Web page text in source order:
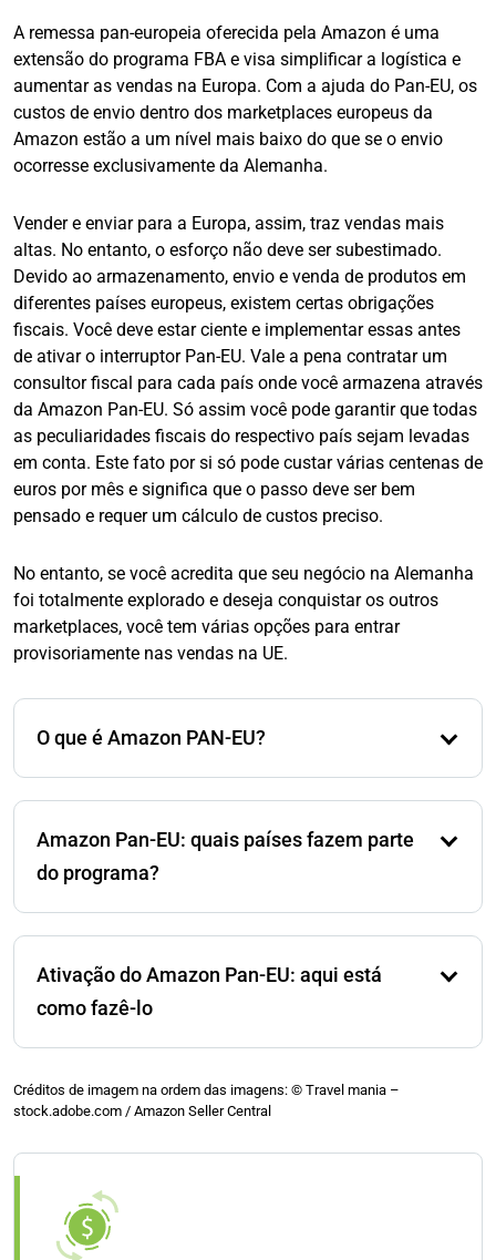
A remessa pan-europeia oferecida pela Amazon é uma
extensão do programa FBA e visa simplificar a logística e
aumentar as vendas na Europa. Com a ajuda do Pan-EU, os
custos de envio dentro dos marketplaces europeus da
Amazon estão a um nível mais baixo do que se o envio
ocorresse exclusivamente da Alemanha.
Vender e enviar para a Europa, assim, traz vendas mais
altas. No entanto, o esforço não deve ser subestimado.
Devido ao armazenamento, envio e venda de produtos em
diferentes países europeus, existem certas obrigações
fiscais. Você deve estar ciente e implementar essas antes
de ativar o interruptor Pan-EU. Vale a pena contratar um
consultor fiscal para cada país onde você armazena através
da Amazon Pan-EU. Só assim você pode garantir que todas
as peculiaridades fiscais do respectivo país sejam levadas
em conta. Este fato por si só pode custar várias centenas de
euros por mês e significa que o passo deve ser bem
pensado e requer um cálculo de custos preciso.
No entanto, se você acredita que seu negócio na Alemanha
foi totalmente explorado e deseja conquistar os outros
marketplaces, você tem várias opções para entrar
provisoriamente nas vendas na UE.
O que é Amazon PAN-EU?
nos centros logísticos da Amazon em toda a Europa,
através das fronteiras nacionais. Isso economiza
europeus.
Amazon Pan-EU: quais países fazem parte
do programa?
França, Espanha, Itália e Reino Unido. Quanto ao
Reino Unido, existem alguns fatores a considerar no
Ativação do Amazon Pan-EU: aqui está
como fazê-lo
Na janela “Gerido pela Amazon”, você pode ver se o
serviço Pan-EU está ativado ou desativado para você.
Créditos de imagem na ordem das imagens: © Travel mania –
stock.adobe.com / Amazon Seller Central